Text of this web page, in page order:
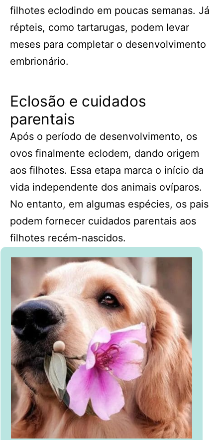
filhotes eclodindo em poucas semanas. Já
répteis, como tartarugas, podem levar
meses para completar o desenvolvimento
embrionário.
Eclosão e cuidados
parentais
Após o período de desenvolvimento, os
ovos finalmente eclodem, dando origem
aos filhotes. Essa etapa marca o início da
vida independente dos animais ovíparos.
No entanto, em algumas espécies, os pais
podem fornecer cuidados parentais aos
filhotes recém-nascidos.